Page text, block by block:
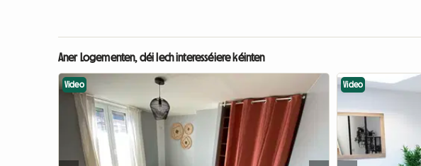
Aner Logementen, déi Iech interesséiere kéinten
Video Video